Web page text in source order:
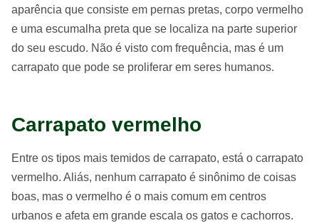
aparência que consiste em pernas pretas, corpo vermelho
e uma escumalha preta que se localiza na parte superior
do seu escudo. Não é visto com frequência, mas é um
carrapato que pode se proliferar em seres humanos.
Carrapato vermelho
Entre os tipos mais temidos de carrapato, está o carrapato
vermelho. Aliás, nenhum carrapato é sinônimo de coisas
boas, mas o vermelho é o mais comum em centros
urbanos e afeta em grande escala os gatos e cachorros.